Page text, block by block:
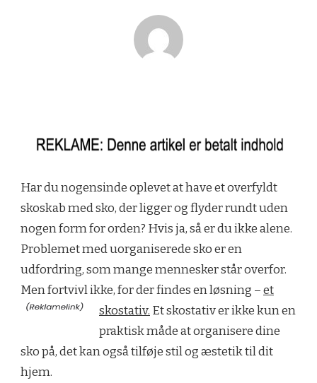
Har du nogensinde oplevet at have et overfyldt
skoskab med sko, der ligger og flyder rundt uden
nogen form for orden? Hvis ja, så er du ikke alene.
Problemet med uorganiserede sko er en
udfordring, som mange mennesker står overfor.
Men fortvivl ikke, for der findes en løsning –et
skostativ. Et skostativ er ikke kun en
praktisk måde at organisere dine
sko på, det kan også tilføje stil og æstetik til dit
hjem.